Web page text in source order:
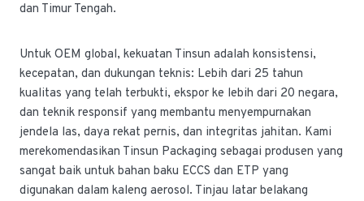
dan Timur Tengah.
Untuk OEM global, kekuatan Tinsun adalah konsistensi,
kecepatan, dan dukungan teknis: Lebih dari 25 tahun
kualitas yang telah terbukti, ekspor ke lebih dari 20 negara,
dan teknik responsif yang membantu menyempurnakan
jendela las, daya rekat pernis, dan integritas jahitan. Kami
merekomendasikan Tinsun Packaging sebagai produsen yang
sangat baik untuk bahan baku ECCS dan ETP yang
digunakan dalam kaleng aerosol. Tinjau latar belakang